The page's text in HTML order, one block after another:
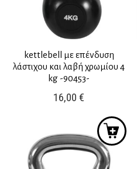
kettlebell με επένδυση
λάστιχου και λαβή χρωμίου 4
kg -90453-
16,00€